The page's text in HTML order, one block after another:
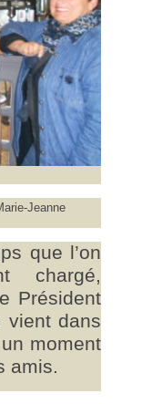
Jeanne
que l’on
chargé,
Président
vient dans
moment
amis.